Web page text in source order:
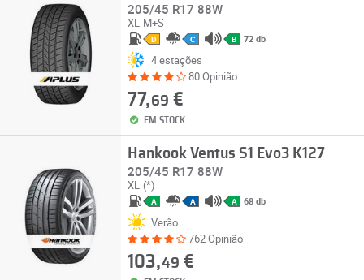
205/45 R17 88W
XL M+S
D C B 72 db
4 estações
80 Opinião
77,69 €
EM STOCK
Hankook Ventus S1 Evo3 K127
205/45 R17 88W
XL (*)
A A A 68 db
Verão
762 Opinião
103,49 €